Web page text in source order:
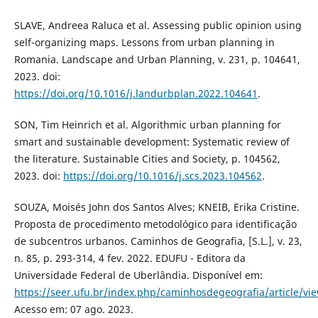
SLAVE, Andreea Raluca et al. Assessing public opinion using
self-organizing maps. Lessons from urban planning in
Romania. Landscape and Urban Planning, v. 231, p. 104641,
2023. doi:
https://doi.org/10.1016/j.landurbplan.2022.104641 .
SON, Tim Heinrich et al. Algorithmic urban planning for
smart and sustainable development: Systematic review of
the literature. Sustainable Cities and Society, p. 104562,
2023. doi: https://doi.org/10.1016/j.scs.2023.104562.
SOUZA, Moisés John dos Santos Alves; KNEIB, Erika Cristine.
Proposta de procedimento metodológico para identificação
de subcentros urbanos. Caminhos de Geografia, [S.L.], v. 23,
n. 85, p. 293-314, 4 fev. 2022. EDUFU - Editora da
Universidade Federal de Uberlândia. Disponível em:
https://seer.ufu.br/index.php/caminhosdegeografia/article/
Acesso em: 07 ago. 2023.